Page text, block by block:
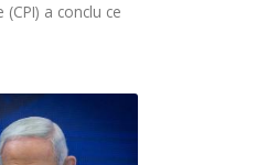
a conclu ce